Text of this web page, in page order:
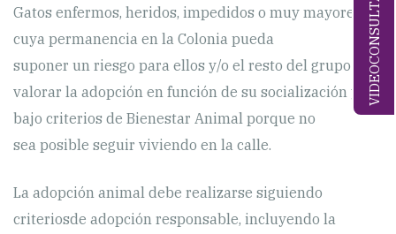
VIDEOCONSULTA
Gatos enfermos, heridos, impedidos o muy mayores
cuya permanencia en la Colonia pueda
suponer un riesgo para ellos y/o el resto del grupo:
valorar la adopción en función de su socialización y
bajo criterios de Bienestar Animal porque no
sea posible seguir viviendo en la calle.
La adopción animal debe realizarse siguiendo
criteriosde adopción responsable, incluyendo la